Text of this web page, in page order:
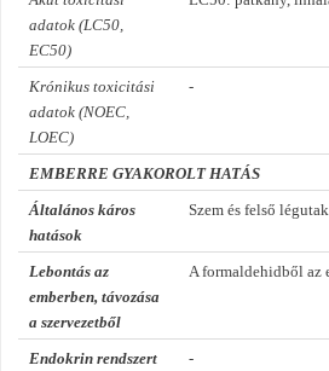
adatok (LC50,
EC50)
Krónikus toxicitási
adatok (NOEC,
LOEC)
-
EMBERRE GYAKOROLT HATÁS
Általános káros
hatások
Szem és felső
Lebontás az
emberben, távozása
a szervezetből
A formaldehidből az
Endokrin rendszert
-